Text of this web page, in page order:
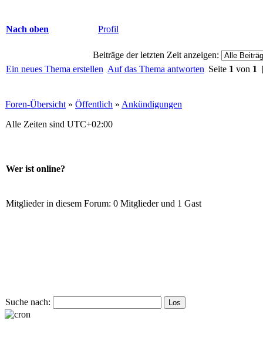
Nach oben Profil
Beiträge der letzten Zeit anzeigen:
Ein neues Thema erstellen Auf das Thema antworten Seite 1 von 1
Foren-Übersicht » Öffentlich » Ankündigungen
Alle Zeiten sind UTC+02:00
Wer ist online?
Mitglieder in diesem Forum: 0 Mitglieder und 1 Gast
Suche nach: